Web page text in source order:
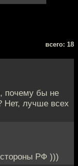
всего: 18
почему бы не
Нет, лучше всех
РФ )))